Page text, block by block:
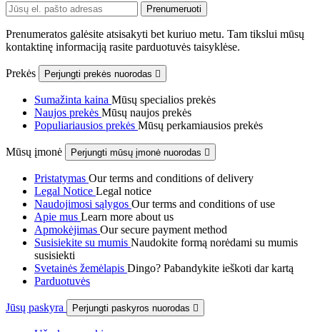
Prenumeratos galėsite atsisakyti bet kuriuo metu. Tam tikslui mūsų
kontaktinę informaciją rasite parduotuvės taisyklėse.
Prekės Perjungti prekės nuorodas 
Sumažinta kaina Mūsų specialios prekės
Naujos prekės Mūsų naujos prekės
Populiariausios prekės Mūsų perkamiausios prekės
Mūsų įmonė Perjungti mūsų įmonė nuorodas 
Pristatymas Our terms and conditions of delivery
Legal Notice Legal notice
Naudojimosi sąlygos Our terms and conditions of use
Apie mus Learn more about us
Apmokėjimas Our secure payment method
Susisiekite su mumis Naudokite formą norėdami su mumis
susisiekti
Svetainės žemėlapis Dingo? Pabandykite ieškoti dar kartą
Parduotuvės
Jūsų paskyra Perjungti paskyros nuorodas 